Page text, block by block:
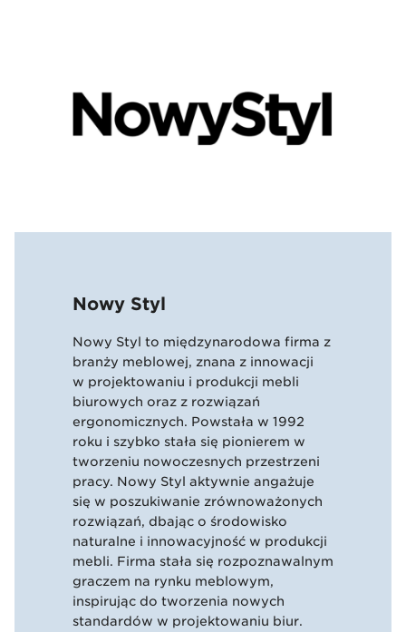
Nowy Styl
Nowy Styl to międzynarodowa firma z
branży meblowej, znana z innowacji
w projektowaniu i produkcji mebli
biurowych oraz z rozwiązań
ergonomicznych. Powstała w 1992
roku i szybko stała się pionierem w
tworzeniu nowoczesnych przestrzeni
pracy. Nowy Styl aktywnie angażuje
się w poszukiwanie zrównoważonych
rozwiązań, dbając o środowisko
naturalne i innowacyjność w produkcji
mebli. Firma stała się rozpoznawalnym
graczem na rynku meblowym,
inspirując do tworzenia nowych
standardów w projektowaniu biur.